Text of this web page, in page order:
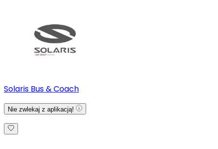
Solaris Bus & Coach
Nie zwlekaj z aplikacją!